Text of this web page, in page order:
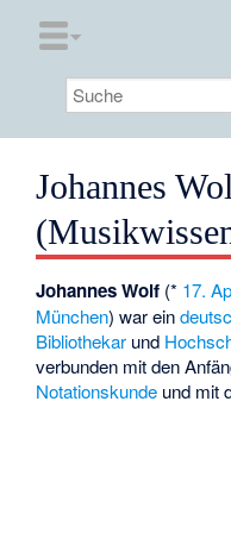
Johannes
Johannes Wolf (* 17.
München) war ein
Bibliothekar und
verbunden mit den
Notationskunde und mit